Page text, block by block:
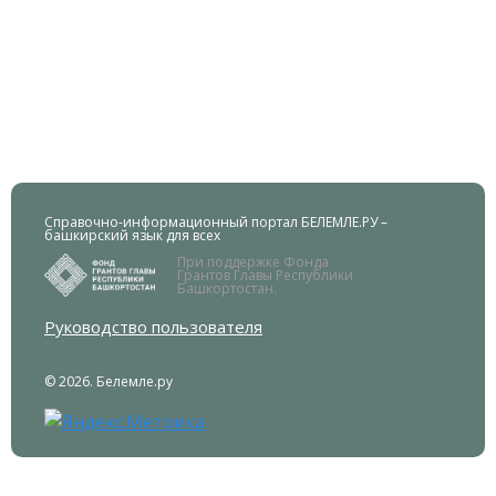
Справочно-информационный портал БЕЛЕМЛЕ.РУ –
башкирский язык для всех
При поддержке Фонда
Грантов Главы Республики
Башкортостан.
Руководство пользователя
© 2026. Белемле.ру